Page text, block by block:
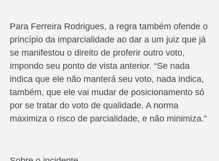
Para Ferreira Rodrigues, a regra também ofende o
princípio da imparcialidade ao dar a um juiz que já
se manifestou o direito de proferir outro voto,
impondo seu ponto de vista anterior. “Se nada
indica que ele não manterá seu voto, nada indica,
também, que ele vai mudar de posicionamento só
por se tratar do voto de qualidade. A norma
maximiza o risco de parcialidade, e não minimiza.”